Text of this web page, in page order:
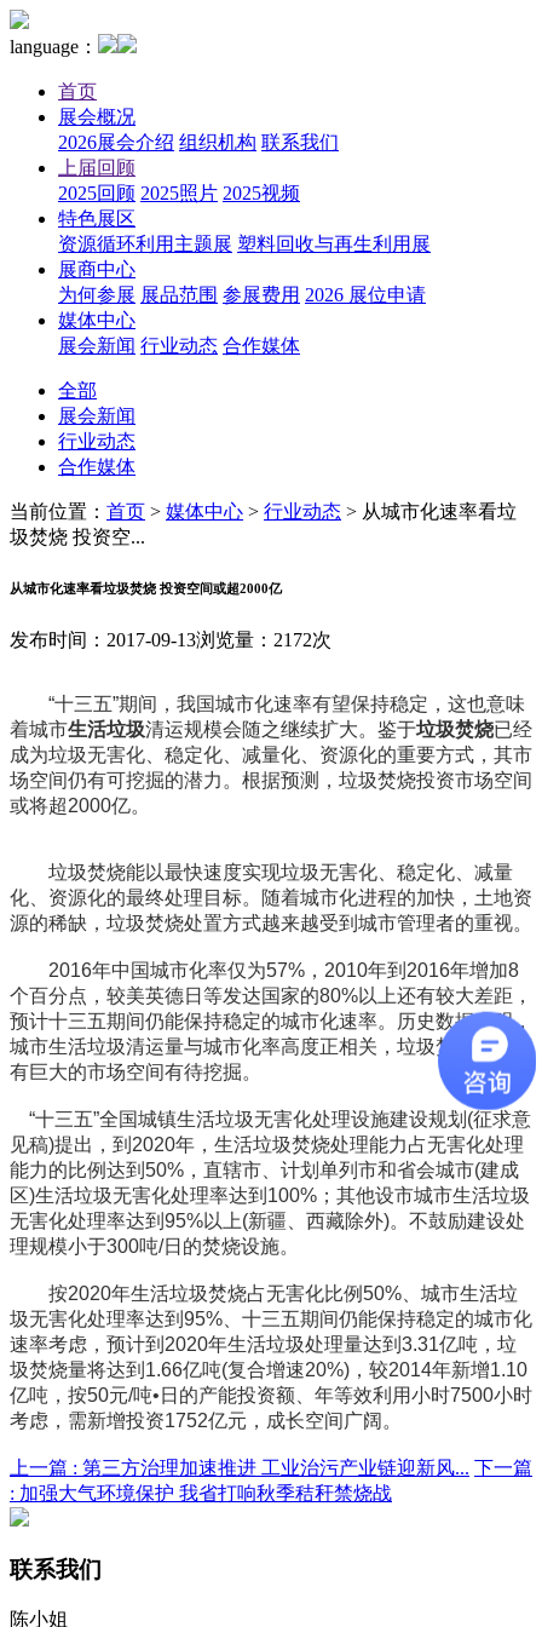
language：
首页
展会概况
2026展会介绍 组织机构 联系我们
上届回顾
2025回顾 2025照片 2025视频
特色展区
资源循环利用主题展 塑料回收与再生利用展
展商中心
为何参展 展品范围 参展费用 2026 展位申请
媒体中心
展会新闻 行业动态 合作媒体
全部
展会新闻
行业动态
合作媒体
当前位置： 首页 > 媒体中心 > 行业动态 > 从城市化速率看垃
圾焚烧 投资空...
从城市化速率看垃圾焚烧 投资空间或超2000亿
发布时间：2017-09-13浏览量：2172次
“十三五”期间，我国城市化速率有望保持稳定，这也意味
着城市生活垃圾清运规模会随之继续扩大。鉴于垃圾焚烧已经
成为垃圾无害化、稳定化、减量化、资源化的重要方式，其市
场空间仍有可挖掘的潜力。根据预测，垃圾焚烧投资市场空间
或将超2000亿。
垃圾焚烧能以最快速度实现垃圾无害化、稳定化、减量
化、资源化的最终处理目标。随着城市化进程的加快，土地资
源的稀缺，垃圾焚烧处置方式越来越受到城市管理者的重视。
2016年中国城市化率仅为57%，2010年到2016年增加8
个百分点，较美英德日等发达国家的80%以上还有较大差距，
预计十三五期间仍能保持稳定的城市化速率。历史数据表明，
城市生活垃圾清运量与城市化率高度正相关，垃圾焚烧市场还
有巨大的市场空间有待挖掘。
“十三五”全国城镇生活垃圾无害化处理设施建设规划(征求意
见稿)提出，到2020年，生活垃圾焚烧处理能力占无害化处理
能力的比例达到50%，直辖市、计划单列市和省会城市(建成
区)生活垃圾无害化处理率达到100%；其他设市城市生活垃圾
无害化处理率达到95%以上(新疆、西藏除外)。不鼓励建设处
理规模小于300吨/日的焚烧设施。
按2020年生活垃圾焚烧占无害化比例50%、城市生活垃
圾无害化处理率达到95%、十三五期间仍能保持稳定的城市化
速率考虑，预计到2020年生活垃圾处理量达到3.31亿吨，垃
圾焚烧量将达到1.66亿吨(复合增速20%)，较2014年新增1.10
亿吨，按50元/吨•日的产能投资额、年等效利用小时7500小时
考虑，需新增投资1752亿元，成长空间广阔。
上一篇 : 第三方治理加速推进 工业治污产业链迎新风... 下一篇
: 加强大气环境保护 我省打响秋季秸秆禁烧战
联系我们
陈小姐